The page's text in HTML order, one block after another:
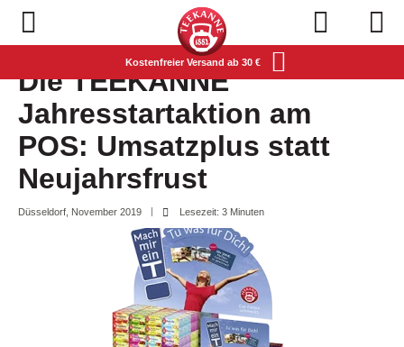
Navigation öffnen
Kostenfreier Versand ab 30 €
Die TEEKANNE
Jahresstartaktion am
POS: Umsatzplus statt
Neujahrsfrust
Düsseldorf, November 2019 Lesezeit: 3 Minuten